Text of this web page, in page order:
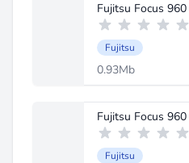
Fujitsu Focus
Fujitsu
0.93Mb
Fujitsu